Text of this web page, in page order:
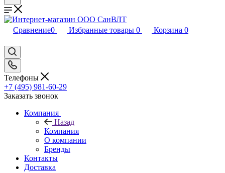
Сравнение0 Избранные товары 0 Корзина 0
Телефоны
+7 (495) 981-60-29
Заказать звонок
Компания
Назад
Компания
О компании
Бренды
Контакты
Доставка